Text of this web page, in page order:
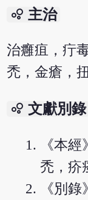
bubble_chart 主治
治癰疽，疔
禿，金瘡，
bubble_chart 文獻別錄
《本
禿，疥
《別